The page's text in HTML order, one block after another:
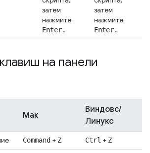
затем
нажмите
Enter.
затем
нажмите
Enter.
на панели
Мак
Виндовс/
Линукс
Command + Z Ctrl + Z